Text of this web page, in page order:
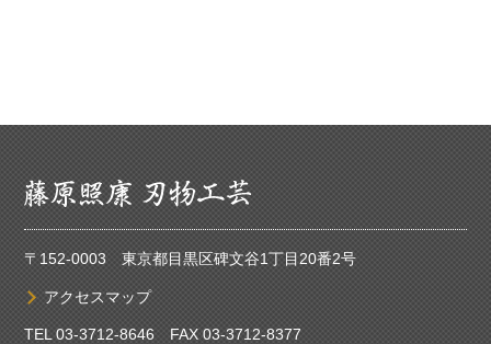
〒152-0003 東京都目黒区碑文谷1丁目20番2号
アクセスマップ
TEL03-3712-8646FAX 03-3712-8377